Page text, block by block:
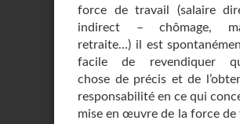
force de travail (salaire
indirect – chômage,
retraite...) il est
facile de revendiquer
chose de précis et de
responsabilité en ce qui
mise en œuvre de la force de